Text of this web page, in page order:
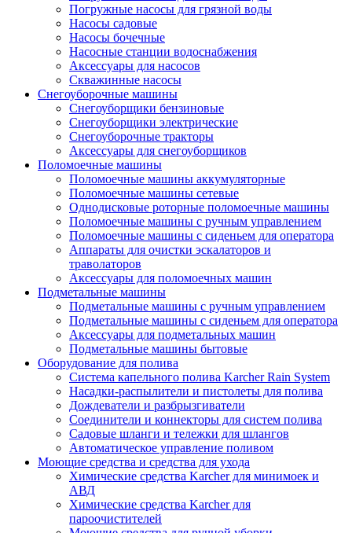
Погружные насосы для грязной воды
Насосы садовые
Насосы бочечные
Насосные станции водоснабжения
Аксессуары для насосов
Скважинные насосы
Снегоуборочные машины
Снегоуборщики бензиновые
Снегоуборщики электрические
Снегоуборочные тракторы
Аксессуары для снегоуборщиков
Поломоечные машины
Поломоечные машины аккумуляторные
Поломоечные машины сетевые
Однодисковые роторные поломоечные машины
Поломоечные машины с ручным управлением
Поломоечные машины с сиденьем для оператора
Аппараты для очистки эскалаторов и
траволаторов
Аксессуары для поломоечных машин
Подметальные машины
Подметальные машины с ручным управлением
Подметальные машины с сиденьем для оператора
Аксессуары для подметальных машин
Подметальные машины бытовые
Оборудование для полива
Система капельного полива Karcher Rain System
Насадки-распылители и пистолеты для полива
Дождеватели и разбрызгиватели
Соединители и коннекторы для систем полива
Садовые шланги и тележки для шлангов
Автоматическое управление поливом
Моющие средства и средства для ухода
Химические средства Karcher для минимоек и
АВД
Химические средства Karcher для
пароочистителей